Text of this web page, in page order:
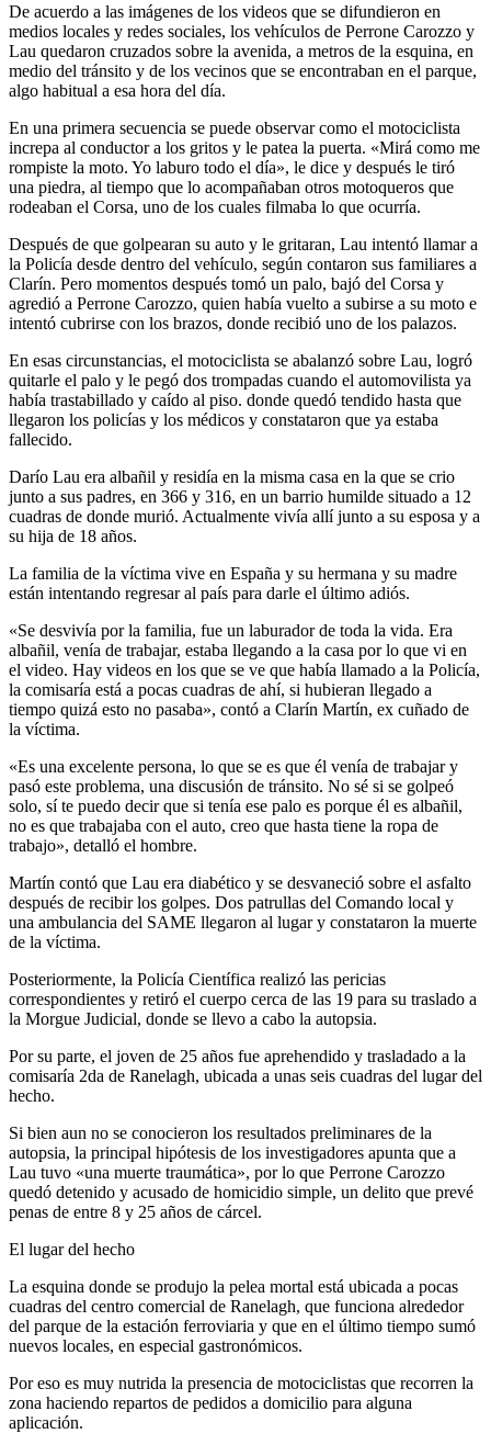
De acuerdo a las imágenes de los videos que se difundieron en
medios locales y redes sociales, los vehículos de Perrone Carozzo y
Lau quedaron cruzados sobre la avenida, a metros de la esquina, en
medio del tránsito y de los vecinos que se encontraban en el parque,
algo habitual a esa hora del día.
En una primera secuencia se puede observar como el motociclista
increpa al conductor a los gritos y le patea la puerta. «Mirá como me
rompiste la moto. Yo laburo todo el día», le dice y después le tiró
una piedra, al tiempo que lo acompañaban otros motoqueros que
rodeaban el Corsa, uno de los cuales filmaba lo que ocurría.
Después de que golpearan su auto y le gritaran, Lau intentó llamar a
la Policía desde dentro del vehículo, según contaron sus familiares a
Clarín. Pero momentos después tomó un palo, bajó del Corsa y
agredió a Perrone Carozzo, quien había vuelto a subirse a su moto e
intentó cubrirse con los brazos, donde recibió uno de los palazos.
En esas circunstancias, el motociclista se abalanzó sobre Lau, logró
quitarle el palo y le pegó dos trompadas cuando el automovilista ya
había trastabillado y caído al piso. donde quedó tendido hasta que
llegaron los policías y los médicos y constataron que ya estaba
fallecido.
Darío Lau era albañil y residía en la misma casa en la que se crio
junto a sus padres, en 366 y 316, en un barrio humilde situado a 12
cuadras de donde murió. Actualmente vivía allí junto a su esposa y a
su hija de 18 años.
La familia de la víctima vive en España y su hermana y su madre
están intentando regresar al país para darle el último adiós.
«Se desvivía por la familia, fue un laburador de toda la vida. Era
albañil, venía de trabajar, estaba llegando a la casa por lo que vi en
el video. Hay videos en los que se ve que había llamado a la Policía,
la comisaría está a pocas cuadras de ahí, si hubieran llegado a
tiempo quizá esto no pasaba», contó a Clarín Martín, ex cuñado de
la víctima.
«Es una excelente persona, lo que se es que él venía de trabajar y
pasó este problema, una discusión de tránsito. No sé si se golpeó
solo, sí te puedo decir que si tenía ese palo es porque él es albañil,
no es que trabajaba con el auto, creo que hasta tiene la ropa de
trabajo», detalló el hombre.
Martín contó que Lau era diabético y se desvaneció sobre el asfalto
después de recibir los golpes. Dos patrullas del Comando local y
una ambulancia del SAME llegaron al lugar y constataron la muerte
de la víctima.
Posteriormente, la Policía Científica realizó las pericias
correspondientes y retiró el cuerpo cerca de las 19 para su traslado a
la Morgue Judicial, donde se llevo a cabo la autopsia.
Por su parte, el joven de 25 años fue aprehendido y trasladado a la
comisaría 2da de Ranelagh, ubicada a unas seis cuadras del lugar del
hecho.
Si bien aun no se conocieron los resultados preliminares de la
autopsia, la principal hipótesis de los investigadores apunta que a
Lau tuvo «una muerte traumática», por lo que Perrone Carozzo
quedó detenido y acusado de homicidio simple, un delito que prevé
penas de entre 8 y 25 años de cárcel.
El lugar del hecho
La esquina donde se produjo la pelea mortal está ubicada a pocas
cuadras del centro comercial de Ranelagh, que funciona alrededor
del parque de la estación ferroviaria y que en el último tiempo sumó
nuevos locales, en especial gastronómicos.
Por eso es muy nutrida la presencia de motociclistas que recorren la
zona haciendo repartos de pedidos a domicilio para alguna
aplicación.